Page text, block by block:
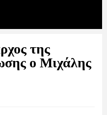
της
ο Μιχάλης